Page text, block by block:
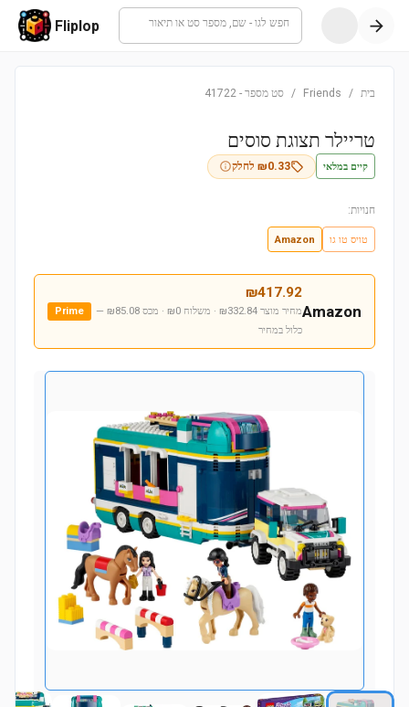
חפש לגו - שם, מספר סט או תיאור Fliplop
בית /
Friends
/ סט מספר -
41722
טריילר תצוגת סוסים
קיים במלאי ₪0.33 לחלק
חנויות:
טויס טו גו Amazon
Amazon
₪417.92
מחיר מוצר ₪332.84 · משלוח ₪0 · מכס ₪85.08
—
כלול במחיר
Prime